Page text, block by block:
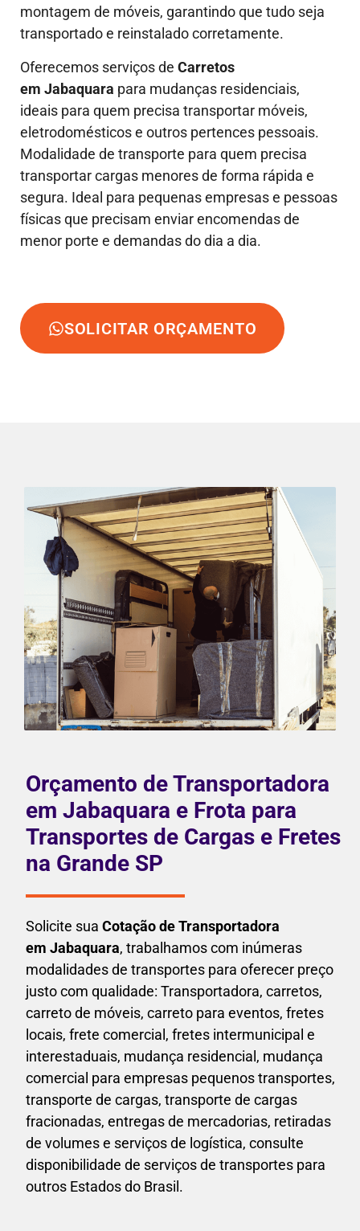
montagem de móveis, garantindo que tudo seja
transportado e reinstalado corretamente.
Oferecemos serviços de Carretos
em Jabaquara para mudanças residenciais,
ideais para quem precisa transportar móveis,
eletrodomésticos e outros pertences pessoais.
Modalidade de transporte para quem precisa
transportar cargas menores de forma rápida e
segura. Ideal para pequenas empresas e pessoas
físicas que precisam enviar encomendas de
menor porte e demandas do dia a dia.
SOLICITAR ORÇAMENTO
Orçamento de Transportadora
em Jabaquara e Frota para
Transportes de Cargas e Fretes
na Grande SP
Solicite sua Cotação de Transportadora
em Jabaquara, trabalhamos com inúmeras
modalidades de transportes para oferecer preço
justo com qualidade: Transportadora, carretos,
carreto de móveis, carreto para eventos, fretes
locais, frete comercial, fretes intermunicipal e
interestaduais, mudança residencial, mudança
comercial para empresas pequenos transportes,
transporte de cargas, transporte de cargas
fracionadas, entregas de mercadorias, retiradas
de volumes e serviços de logística, consulte
disponibilidade de serviços de transportes para
outros Estados do Brasil.